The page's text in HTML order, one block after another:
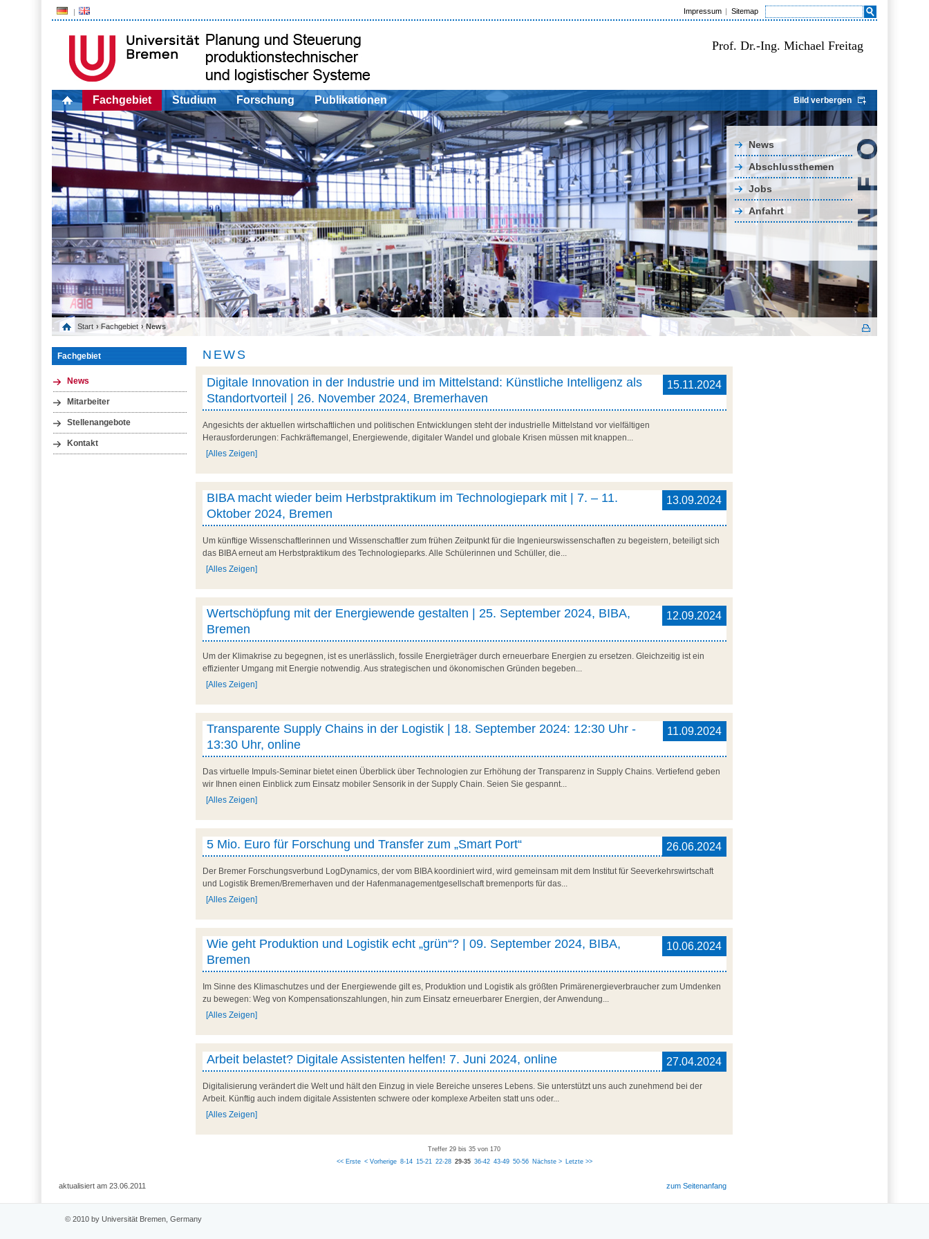
Impressum Sitemap
Prof. Dr.-Ing. Michael Freitag
Fachgebiet Studium Forschung Publikationen Bild verbergen
News
Abschlussthemen
Jobs
Anfahrt
Start › Fachgebiet › News
Fachgebiet
News
Mitarbeiter
Stellenangebote
Kontakt
NEWS
15.11.2024
Digitale Innovation in der Industrie und im Mittelstand: Künstliche Intelligenz als
Standortvorteil | 26. November 2024, Bremerhaven
Angesichts der aktuellen wirtschaftlichen und politischen Entwicklungen steht der industrielle Mittelstand vor vielfältigen
Herausforderungen: Fachkräftemangel, Energiewende, digitaler Wandel und globale Krisen müssen mit knappen...
[Alles Zeigen]
13.09.2024
BIBA macht wieder beim Herbstpraktikum im Technologiepark mit | 7. – 11.
Oktober 2024, Bremen
Um künftige Wissenschaftlerinnen und Wissenschaftler zum frühen Zeitpunkt für die Ingenieurswissenschaften zu begeistern, beteiligt sich
das BIBA erneut am Herbstpraktikum des Technologieparks. Alle Schülerinnen und Schüller, die...
[Alles Zeigen]
12.09.2024
Wertschöpfung mit der Energiewende gestalten | 25. September 2024, BIBA,
Bremen
Um der Klimakrise zu begegnen, ist es unerlässlich, fossile Energieträger durch erneuerbare Energien zu ersetzen. Gleichzeitig ist ein
effizienter Umgang mit Energie notwendig. Aus strategischen und ökonomischen Gründen begeben...
[Alles Zeigen]
11.09.2024
Transparente Supply Chains in der Logistik | 18. September 2024: 12:30 Uhr -
13:30 Uhr, online
Das virtuelle Impuls-Seminar bietet einen Überblick über Technologien zur Erhöhung der Transparenz in Supply Chains. Vertiefend geben
wir Ihnen einen Einblick zum Einsatz mobiler Sensorik in der Supply Chain. Seien Sie gespannt...
[Alles Zeigen]
26.06.2024
5 Mio. Euro für Forschung und Transfer zum „Smart Port“
Der Bremer Forschungsverbund LogDynamics, der vom BIBA koordiniert wird, wird gemeinsam mit dem Institut für Seeverkehrswirtschaft
und Logistik Bremen/Bremerhaven und der Hafenmanagementgesellschaft bremenports für das...
[Alles Zeigen]
10.06.2024
Wie geht Produktion und Logistik echt „grün“? | 09. September 2024, BIBA,
Bremen
Im Sinne des Klimaschutzes und der Energiewende gilt es, Produktion und Logistik als größten Primärenergieverbraucher zum Umdenken
zu bewegen: Weg von Kompensationszahlungen, hin zum Einsatz erneuerbarer Energien, der Anwendung...
[Alles Zeigen]
27.04.2024
Arbeit belastet? Digitale Assistenten helfen! 7. Juni 2024, online
Digitalisierung verändert die Welt und hält den Einzug in viele Bereiche unseres Lebens. Sie unterstützt uns auch zunehmend bei der
Arbeit. Künftig auch indem digitale Assistenten schwere oder komplexe Arbeiten statt uns oder...
[Alles Zeigen]
Treffer 29 bis 35 von 170
<< Erste < Vorherige 8-14 15-21 22-28 29-35 36-42 43-49 50-56 Nächste > Letzte >>
aktualisiert am 23.06.2011 zum Seitenanfang
© 2010 by Universität Bremen, Germany